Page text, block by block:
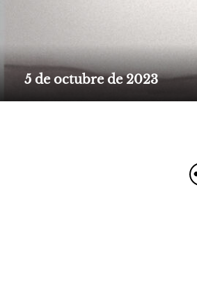
5 de octubre de 2023